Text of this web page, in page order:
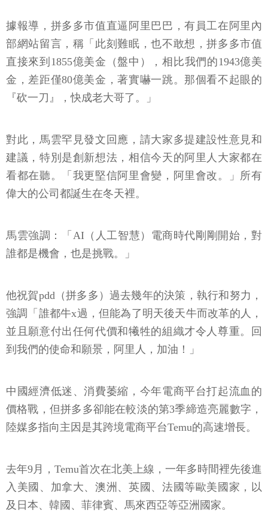
據報導，拼多多市值直逼阿里巴巴，有員工在阿里內
部網站留言，稱「此刻難眠，也不敢想，拼多多市值
直接來到1855億美金（盤中），相比我們的1943億美
金，差距僅80億美金，著實嚇一跳。那個看不起眼的
『砍一刀』，快成老大哥了。」
對此，馬雲罕見發文回應，請大家多提建設性意見和
建議，特別是創新想法，相信今天的阿里人大家都在
看都在聽。「我更堅信阿里會變，阿里會改。」所有
偉大的公司都誕生在冬天裡。
馬雲強調：「AI（人工智慧）電商時代剛剛開始，對
誰都是機會，也是挑戰。」
他祝賀pdd（拼多多）過去幾年的決策，執行和努力，
強調「誰都牛x過，但能為了明天後天牛而改革的人，
並且願意付出任何代價和犧牲的組織才令人尊重。回
到我們的使命和願景，阿里人，加油！」
中國經濟低迷、消費萎縮，今年電商平台打起流血的
價格戰，但拼多多卻能在較淡的第3季締造亮麗數字，
陸媒多指向主因是其跨境電商平台Temu的高速增長。
去年9月，Temu首次在北美上線，一年多時間裡先後進
入美國、加拿大、澳洲、英國、法國等歐美國家，以
及日本、韓國、菲律賓、馬來西亞等亞洲國家。